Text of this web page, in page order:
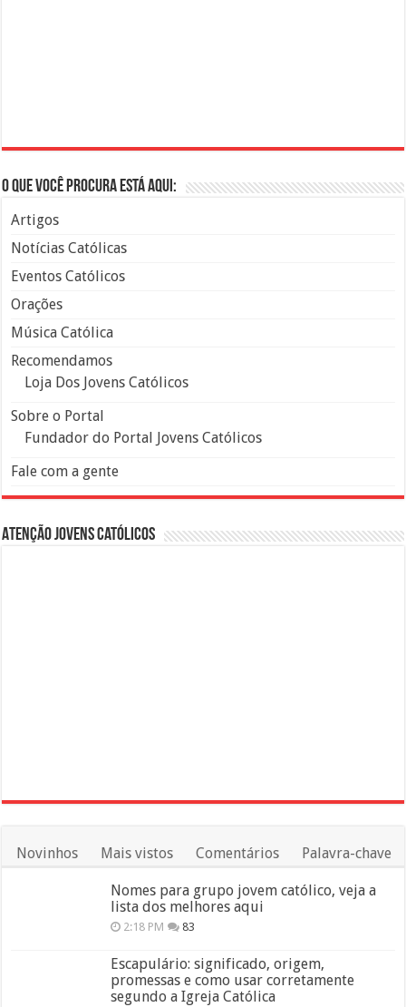
O que você procura está aqui:
Artigos
Notícias Católicas
Eventos Católicos
Orações
Música Católica
Recomendamos
Loja Dos Jovens Católicos
Sobre o Portal
Fundador do Portal Jovens Católicos
Fale com a gente
Atenção Jovens Católicos
Novinhos Mais vistos Comentários Palavra-chave
Nomes para grupo jovem católico, veja a
lista dos melhores aqui
2:18 PM 83
Escapulário: significado, origem,
promessas e como usar corretamente
segundo a Igreja Católica